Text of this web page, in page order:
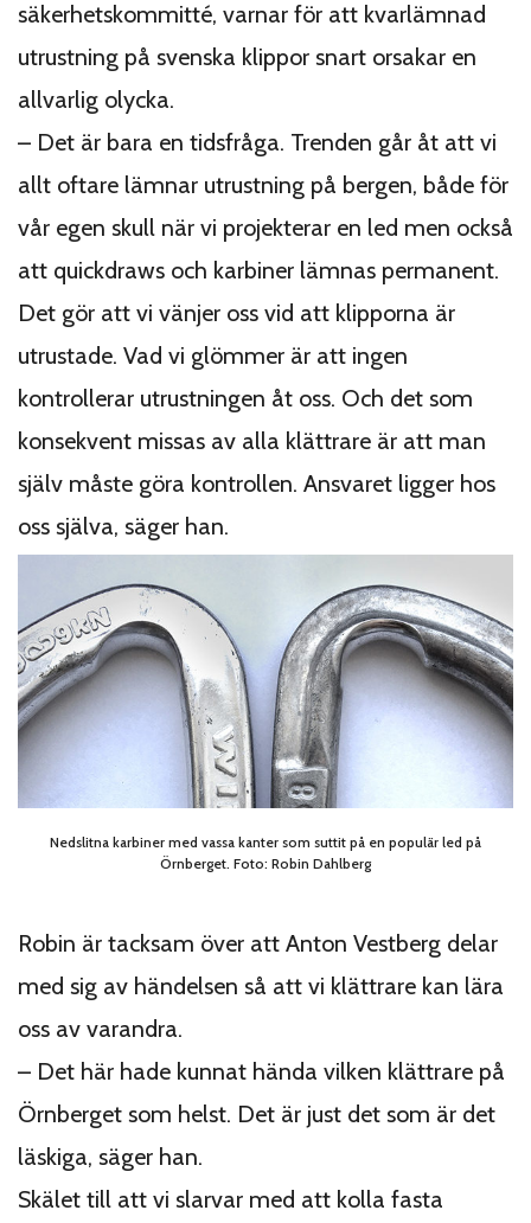
säkerhetskommitté, varnar för att kvarlämnad
utrustning på svenska klippor snart orsakar en
allvarlig olycka.
– Det är bara en tidsfråga. Trenden går åt att vi
allt oftare lämnar utrustning på bergen, både för
vår egen skull när vi projekterar en led men också
att quickdraws och karbiner lämnas permanent.
Det gör att vi vänjer oss vid att klipporna är
utrustade. Vad vi glömmer är att ingen
kontrollerar utrustningen åt oss. Och det som
konsekvent missas av alla klättrare är att man
själv måste göra kontrollen. Ansvaret ligger hos
oss själva, säger han.
Nedslitna karbiner med vassa kanter som suttit på en populär led på
Örnberget. Foto: Robin Dahlberg
Robin är tacksam över att Anton Vestberg delar
med sig av händelsen så att vi klättrare kan lära
oss av varandra.
– Det här hade kunnat hända vilken klättrare på
Örnberget som helst. Det är just det som är det
läskiga, säger han.
Skälet till att vi slarvar med att kolla fasta